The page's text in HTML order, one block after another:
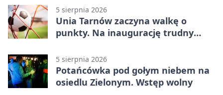
5 sierpnia 2026
Unia Tarnów zaczyna walkę o
punkty. Na inaugurację trudny
5 sierpnia 2026
Potańcówka pod gołym niebem na
osiedlu Zielonym. Wstęp wolny